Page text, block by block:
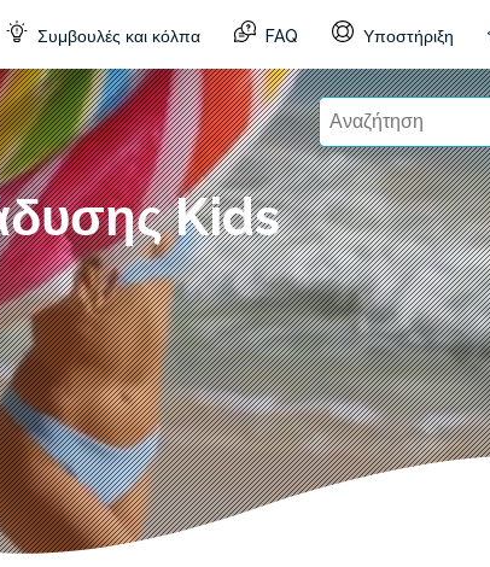
Συμβουλές και κόλπα FAQ Υποστήριξη
Kids